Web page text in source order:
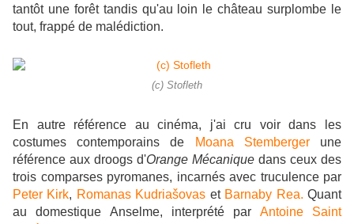
tantôt une forêt tandis qu'au loin le château surplombe le
tout, frappé de malédiction.
(c) Stofleth
En autre référence au cinéma, j'ai cru voir dans les
costumes contemporains de
Moana Stembergerune
référence aux droogs d'Orange Mécanique dans ceux des
trois comparses pyromanes, incarnés avec truculence par
Peter Kirk, Romanas Kudriašovas et Barnaby Rea. Quant
au domestique Anselme, interprété par Antoine Saint